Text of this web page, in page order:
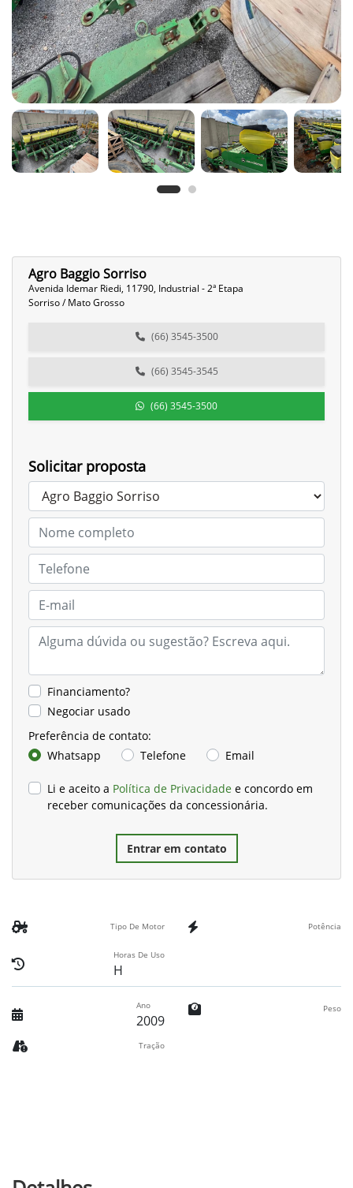
Agro Baggio Sorriso
Avenida Idemar Riedi, 11790, Industrial - 2ª Etapa
Sorriso / Mato Grosso
(66) 3545-3500
(66) 3545-3545
(66) 3545-3500
Solicitar proposta
Financiamento?
Negociar usado
Preferência de contato:
Whatsapp
Telefone Email
Li e aceito a Política de Privacidade e concordo em
receber comunicações da concessionária.
Entrar em contato
Tipo De Motor Potência
Horas De Uso
H
Ano
2009
Peso
Tração